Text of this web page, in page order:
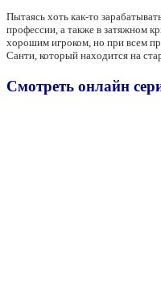
Пытаясь хоть как-то
профессии, а также в затяжном
хорошим игроком, но при всем
Санти, который находится на
Смотреть онлайн